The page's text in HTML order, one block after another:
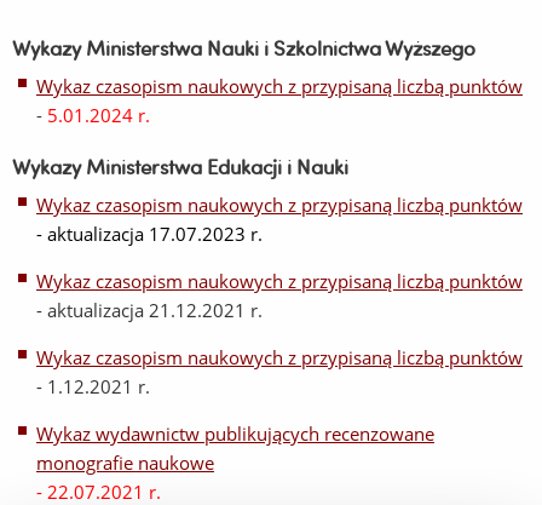
Wykazy Ministerstwa Nauki i Szkolnictwa Wyższego
Wykaz czasopism naukowych z przypisaną liczbą punktów
- 5.01.2024 r.
Wykazy Ministerstwa Edukacji i Nauki
Wykaz czasopism naukowych z przypisaną liczbą punktów
- aktualizacja 17.07.2023 r.
Wykaz czasopism naukowych z przypisaną liczbą punktów
- aktualizacja 21.12.2021 r.
Wykaz czasopism naukowych z przypisaną liczbą punktów
- 1.12.2021 r.
Wykaz wydawnictw publikujących recenzowane
monografie naukowe
- 22.07.2021 r.